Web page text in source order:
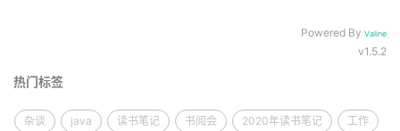
Powered By Valine
v1.5.2
热门标签
杂谈 java 读书笔记 书阅会 2020年读书笔记 工作